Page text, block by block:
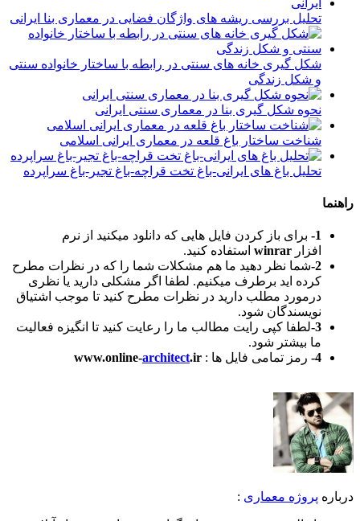
تحلیل بررسی ریشه های واژگان فضایی در معماری بنا ایرانی
شکل گیری خانه های سنتی در رابطه با ساختار خانواده سنتی
و شکل زندگی
نحوه شکل گیری بنا در معماری سنتی ایرانی
شناخت ساختار باغ قلعه در معماری ایرانی اسلامی
تحلیل باغ های ایرانی-باغ تخت قراچه-باغ تجیر-باغ سراپرده
راهنما
1-
برای باز کردن فایل هایی که دانلود میکنید از نرم
افزار winrar استفاده کنید.
2- شما نظر دهید ما هم مشکلات شما را که در نظرات مطرح
کرده اید برطرف میکنیم. لطفا اگر مشکلی دارید یا نظری
درمورد مطلب دارید در نظرات مطرح کنید تا موجب اشتیاق
نویسندگان شود.
3- لطفا کپی رایت مطالب ما را رعایت کنید تا انگیزه فعالیت
ما بیشتر شود.
4- رمز تمامی فایل ها : www.online-architect.ir
درباره پروژه معماری :